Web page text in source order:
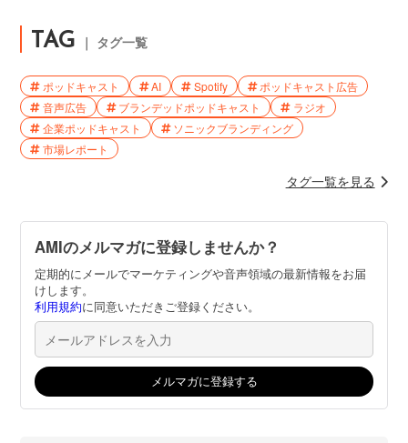
TAG ｜ タグ一覧
ポッドキャスト AI Spotify
ポッドキャスト広告
音声広告
ブランデッドポッドキャスト
ラジオ
企業ポッドキャスト
ソニックブランディング
市場レポート
タグ一覧を見る
AMIのメルマガに登録しませんか？
定期的にメールでマーケティングや音声領域の最新情報をお届
けします。
利用規約に同意いただきご登録ください。